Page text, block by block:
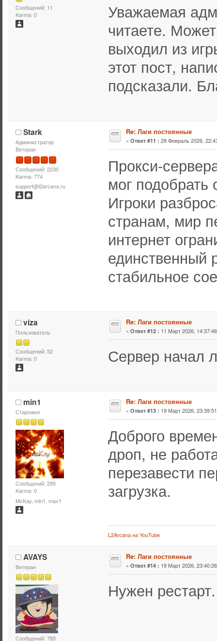
Сообщений: 11
Karma: 0
Уважаемая
читаете.
выходил из
этот пост,
подсказали.
Stark
Администратор
Ветеран
Сообщений: 2230
Karma: 774
support@l2arcana.ru
Re: Лаги постоянные
« Ответ #11 : 28 Февраль 2026,
Прокси-
мог
Игроки
странам, мир
интернет
единственный
стабильное
viza
Пользователь
Сообщений: 52
Karma: 0
Re: Лаги постоянные
« Ответ #12 : 11 Март 2026,
Сервер начал
min1
Старожил
Сообщений: 295
Karma: 0
McKay, min1, max1
Re: Лаги постоянные
« Ответ #13 : 19 Март 2026,
Доброго
дроп, не
перезавести
загрузка.
L2Arcana на YouTube
AVAYS
Ветеран
Сообщений: 785
Re: Лаги постоянные
« Ответ #14 : 19 Март 2026,
Нужен рестарт.